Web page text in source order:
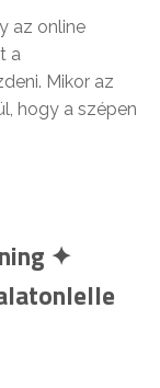
az online
a
Mikor az
hogy a szépen
✦